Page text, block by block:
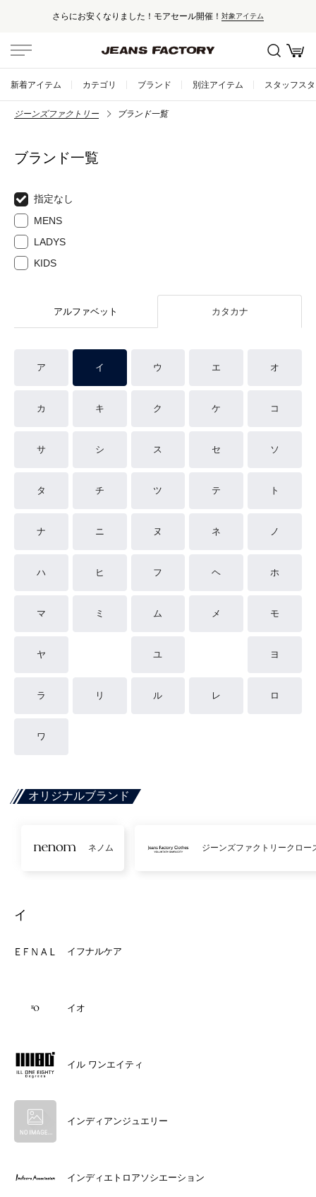
さらにお安くなりました！モアセール開催！ 対象アイテム
新着アイテム カテゴリ ブランド 別注アイテム スタッフス
ジーンズファクトリー ブランド一覧
ブランド一覧
指定なし
MENS
LADYS
KIDS
アルファベット カタカナ
ア イ ウ エ オ
カ キ ク ケ コ
サ シ ス セ ソ
タ チ ツ テ ト
ナ ニ ヌ ネ ノ
ハ ヒ フ ヘ ホ
マ ミ ム メ モ
ヤ ユ ヨ
ラ リ ル レ ロ
ワ
オリジナルブランド
ネノム ジーンズファクトリークロー
イ
イフナルケア
イオ
イル ワンエイティ
インディアンジュエリー
インディエトロアソシエーション